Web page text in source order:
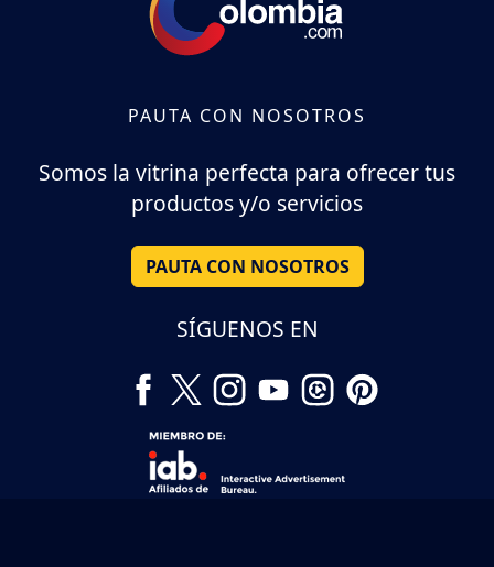
PAUTA CON NOSOTROS
Somos la vitrina perfecta para ofrecer tus
productos y/o servicios
PAUTA CON NOSOTROS
SÍGUENOS EN